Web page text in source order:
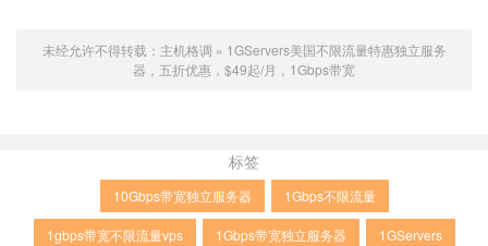
未经允许不得转载： 主机格调 » 1GServers美国不限流量特惠独立服务
器，五折优惠，$49起/月，1Gbps带宽
标签
10Gbps带宽独立服务器 1Gbps不限流量
1gbps带宽不限流量vps 1Gbps带宽独立服务器 1GServers